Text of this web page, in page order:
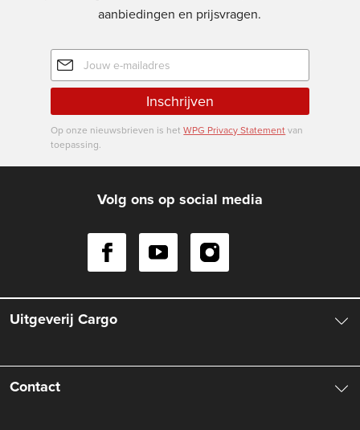
aanbiedingen en prijsvragen.
E-
mailadres
Inschrijven
Op onze nieuwsbrieven is hetWPG Privacy Statementvan
toepassing.
Volg ons op social media
Uitgeverij Cargo
Over ons
Contact